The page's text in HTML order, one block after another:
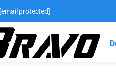
[email protected]